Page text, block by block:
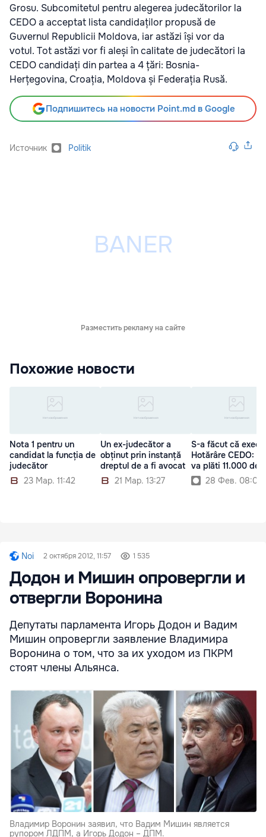
Grosu. Subcomitetul pentru alegerea judecătorilor la
CEDO a acceptat lista candidaților propusă de
Guvernul Republicii Moldova, iar astăzi își vor da
votul. Tot astăzi vor fi aleși în calitate de judecători la
CEDO candidați din partea a 4 țări: Bosnia-
Herțegovina, Croația, Moldova și Federația Rusă.
Подпишитесь на новости Point.md в Google
Источник Politik
Разместить рекламу на сайте
Похожие новости
Nota 1 pentru un
candidat la funcția de
judecător
23 Мар. 11:42
Un ex-judecător a
obținut prin instanță
dreptul de a fi avocat
21 Мар. 13:27
S-a făcut că
Hotărâre CEDO:
va plăti 11.000 de
28 Фев. 08:00
Noi 2 октября 2012, 11:57 1 535
Додон и Мишин опровергли и
отвергли Воронина
Депутаты парламента Игорь Додон и Вадим
Мишин опровергли заявление Владимира
Воронина о том, что за их уходом из ПКРМ
стоят члены Альянса.
Владимир Воронин заявил, что Вадим Мишин является
рупором ЛДПМ, а Игорь Додон – ДПМ.